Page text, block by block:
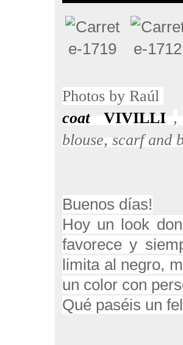
Photos by Raúl
coat
VIVILLI ,
blouse, scarf and
Buenos días!
Hoy un look
favorece y
limita al negro,
un color con
Qué paséis un